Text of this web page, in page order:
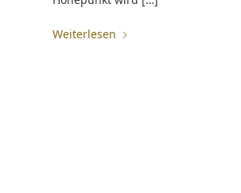
Weiterlesen